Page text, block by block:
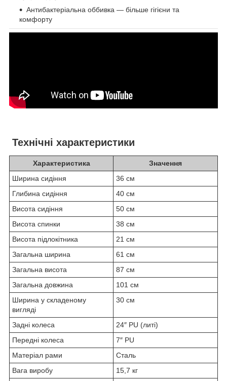
Антибактеріальна оббивка — більше гігієни та
комфорту
Технічні характеристики
Характеристика
Значення
Ширина сидіння
36 см
Глибина сидіння
40 см
Висота сидіння
50 см
Висота спинки
38 см
Висота підлокітника
21 см
Загальна ширина
61 см
Загальна висота
87 см
Загальна довжина
101 см
Ширина у складеному
вигляді
30 см
Задні колеса
24″ PU (литі)
Передні колеса
7″ PU
Матеріал рами
Сталь
Вага виробу
15,7 кг